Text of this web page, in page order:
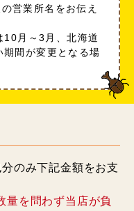
営業所名をお伝え
月～3月、北海道
間が変更となる場
のみ下記金額をお支
量を問わず当店が負